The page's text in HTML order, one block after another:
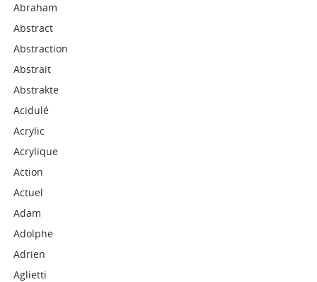
Abraham
Abstract
Abstraction
Abstrait
Abstrakte
Acidulé
Acrylic
Acrylique
Action
Actuel
Adam
Adolphe
Adrien
Aglietti